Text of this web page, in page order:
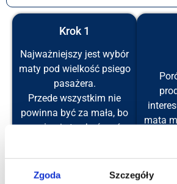
Zgoda Szczegóły
Krok 1
Najważniejszy jest wybór
maty pod wielkość psiego
pasażera.
Przede wszystkim nie
powinna być za mała, bo
może się to skończyć
możliwość swobodnego
mata